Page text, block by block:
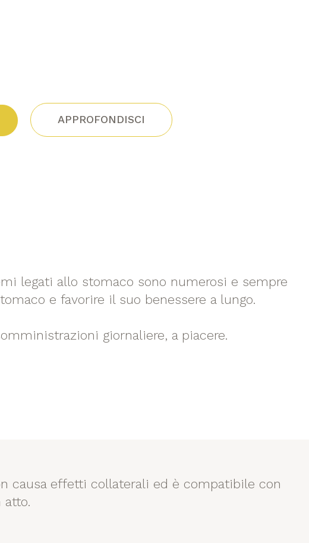
APPROFONDISCI
legati allo stomaco sono numerosi e sempre
e favorire il suo benessere a lungo.
giornaliere, a piacere.
causa effetti collaterali ed è compatibile con
atto.